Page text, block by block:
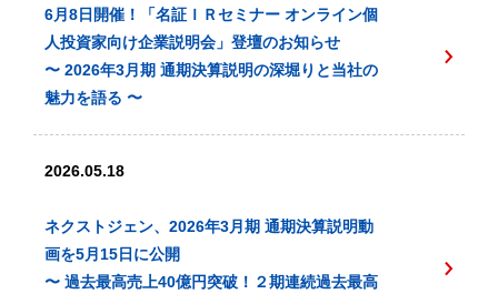
6月8日開催！「名証ＩＲセミナー オンライン個
人投資家向け企業説明会」登壇のお知らせ
〜 2026年3月期 通期決算説明の深堀りと当社の
魅力を語る 〜
2026.05.18
ネクストジェン、2026年3月期 通期決算説明動
画を5月15日に公開
〜 過去最高売上40億円突破！２期連続過去最高